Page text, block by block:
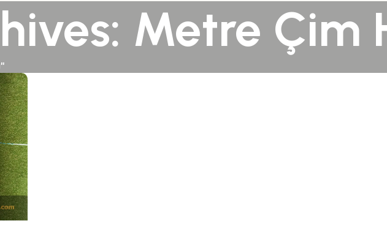
Metre Çim